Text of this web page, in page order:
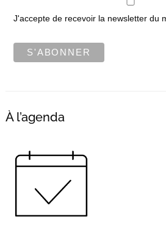
J'accepte de recevoir la newsletter du
À l’agenda